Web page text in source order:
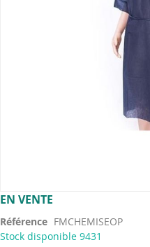
EN VENTE
Référence FMCHEMISEOP
Stock disponible 9431
Skip
the
beginning